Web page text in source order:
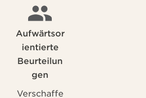
Aufwärtsor
ientierte
Beurteilun
gen
Verschaffe